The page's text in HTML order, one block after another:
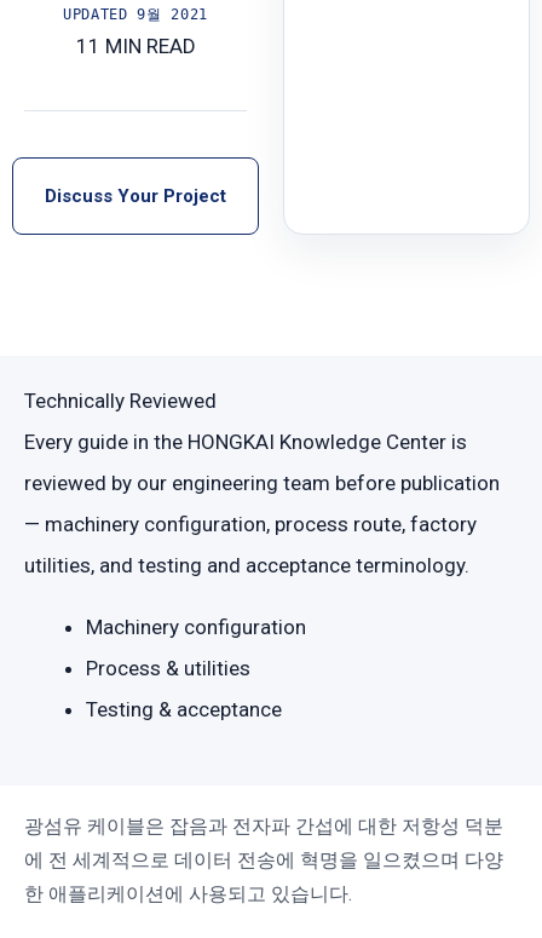
UPDATED9월 2021
11 MIN READ
Discuss Your Project
Technically Reviewed
Every guide in the HONGKAI Knowledge Center is
reviewed by our engineering team before publication
— machinery configuration, process route, factory
utilities, and testing and acceptance terminology.
Machinery configuration
Process & utilities
Testing & acceptance
광섬유 케이블은 잡음과 전자파 간섭에 대한 저항성 덕분
에 전 세계적으로 데이터 전송에 혁명을 일으켰으며 다양
한 애플리케이션에 사용되고 있습니다.